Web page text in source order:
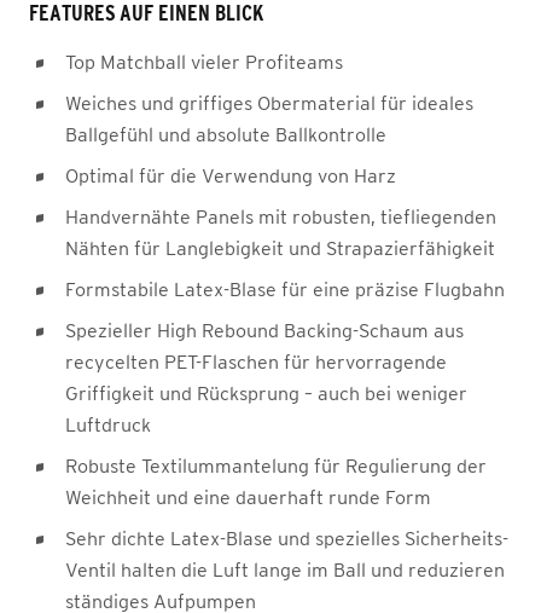
FEATURES AUF EINEN BLICK
Top Matchball vieler Profiteams
Weiches und griffiges Obermaterial für ideales
Ballgefühl und absolute Ballkontrolle
Optimal für die Verwendung von Harz
Handvernähte Panels mit robusten, tiefliegenden
Nähten für Langlebigkeit und Strapazierfähigkeit
Formstabile Latex-Blase für eine präzise Flugbahn
Spezieller High Rebound Backing-Schaum aus
recycelten PET-Flaschen für hervorragende
Griffigkeit und Rücksprung – auch bei weniger
Luftdruck
Robuste Textilummantelung für Regulierung der
Weichheit und eine dauerhaft runde Form
Sehr dichte Latex-Blase und spezielles Sicherheits-
Ventil halten die Luft lange im Ball und reduzieren
ständiges Aufpumpen